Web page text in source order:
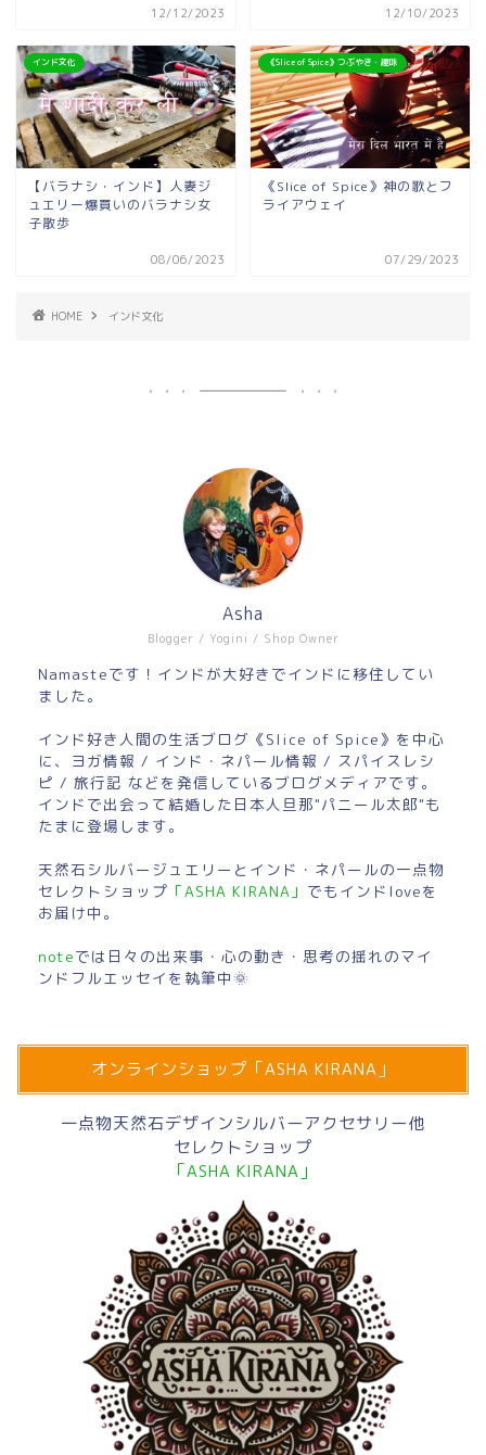
12/12/2023 12/10/2023
インド文化
【バラナシ・インド】人妻ジ
ュエリー爆買いのバラナシ女
子散歩
08/06/2023
《Slice of Spice》つぶやき・趣味
《Slice of Spice》神の歌とフ
ライアウェイ
07/29/2023
HOME インド文化
Blogger / Yogini / Shop Owner
Asha
Namasteです！インドが大好きでインドに移住してい
ました。
インド好き人間の生活ブログ《Slice of Spice》を中心
に、ヨガ情報 / インド・ネパール情報 / スパイスレシ
ピ / 旅行記 などを発信しているブログメディアです。
インドで出会って結婚した日本人旦那"パニール太郎"も
たまに登場します。
天然石シルバージュエリーとインド・ネパールの一点物
セレクトショップ 「ASHA KIRANA」 でもインドloveを
お届け中。
noteでは日々の出来事・心の動き・思考の揺れのマイ
ンドフルエッセイを執筆中🌞
オンラインショップ「ASHA KIRANA」
一点物天然石デザインシルバーアクセサリー他
セレクトショップ
「ASHA KIRANA」